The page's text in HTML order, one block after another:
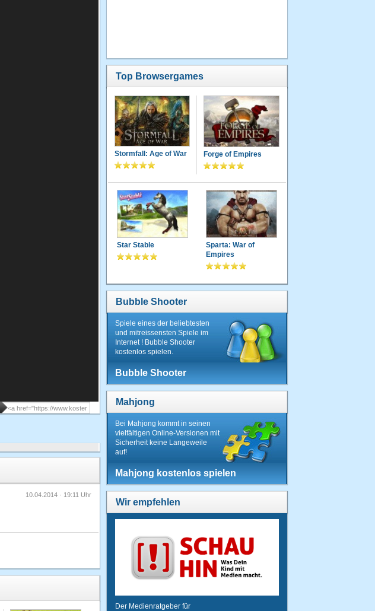
10.04.2014 · 19:11 Uhr
Top Browsergames
Stormfall: Age of War Forge of Empires
Star Stable
Sparta: War of
Empires
Bubble Shooter
Spiele eines der beliebtesten
und mitreissensten Spiele im
Internet ! Bubble Shooter
kostenlos spielen.
Bubble Shooter
Mahjong
Bei Mahjong kommt in seinen
vielfältigen Online-Versionen mit
Sicherheit keine Langeweile
auf!
Mahjong kostenlos spielen
Wir empfehlen
Der Medienratgeber für